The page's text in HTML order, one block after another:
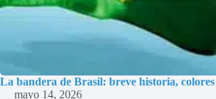
La bandera de Brasil: breve historia, colores
mayo 14, 2026